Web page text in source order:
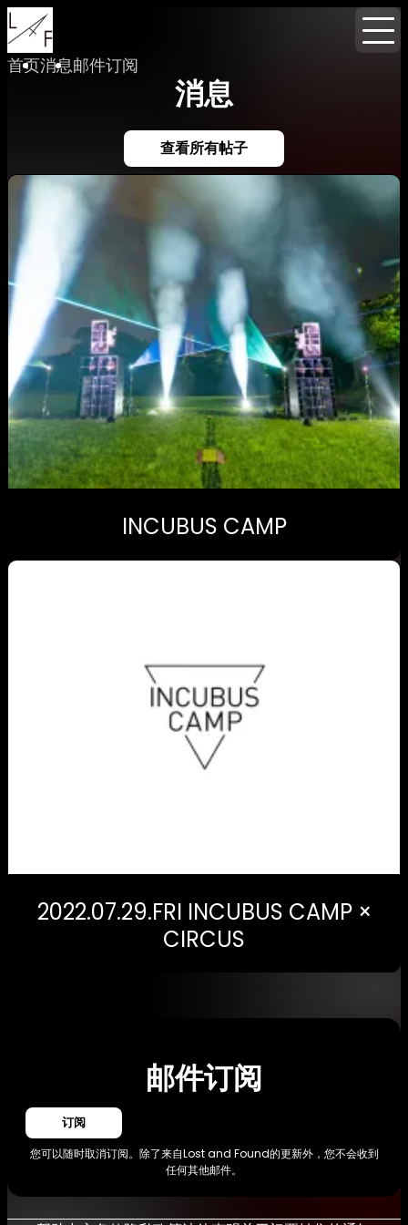
首页消息邮件订阅
消息
查看所有帖子
INCUBUS CAMP
2022.07.29.FRI INCUBUS CAMP ×
CIRCUS
邮件订阅
订阅
您可以随时取消订阅。除了来自Lost and Found的更新外，您不会收到
任何其他邮件。